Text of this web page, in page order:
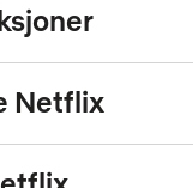
Netflix